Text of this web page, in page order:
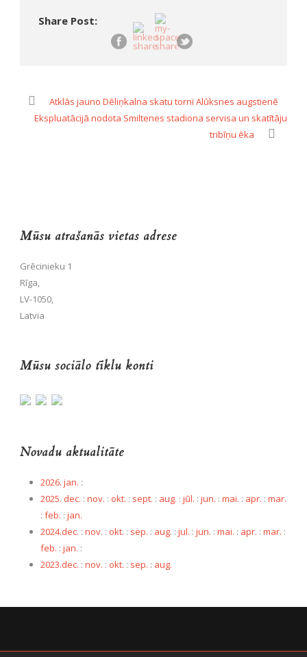
Share Post:
Atklās jauno Dēliņkalna skatu torni Alūksnes augstienē
Ekspluatācijā nodota Smiltenes stadiona servisa un skatītāju
tribīņu ēka
Mūsu atrašanās vietas adrese
Grēcinieku 1
Rīga,
LV-1050,
Latvia
Mūsu sociālo tīklu konti
Novadu aktualitāte
2026. jan. :
2025. dec. : nov. : okt. : sept. : aug. : jūl. : jun. : mai. : apr. : mar.
: feb. : jan.
2024.dec. : nov. : okt. : sep. : aug. : jul. : jun. : mai. : apr. : mar. :
feb. : jan. :
2023.dec. : nov. : okt. : sep. : aug.